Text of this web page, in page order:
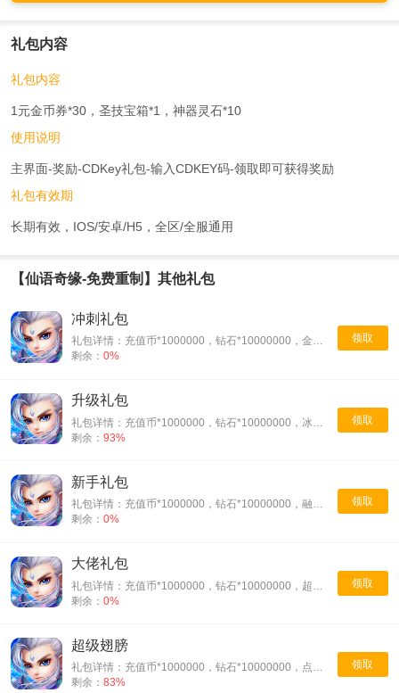
礼包内容
礼包内容
1元金币券*30，圣技宝箱*1，神器灵石*10
使用说明
主界面-奖励-CDKey礼包-输入CDKEY码-领取即可获得奖励
礼包有效期
长期有效，IOS/安卓/H5，全区/全服通用
【仙语奇缘-免费重制】其他礼包
领取
冲刺礼包
礼包详情：充值币*1000000，钻石*10000000，金钥匙*1000
剩余： 0%
领取
升级礼包
剩余： 93%
领取
新手礼包
礼包详情：充值币*1000000，钻石*10000000，融合神符*1
剩余： 0%
领取
大佬礼包
剩余： 0%
领取
超级翅膀
礼包详情：充值币*1000000，钻石*10000000，点金石*1
剩余： 83%